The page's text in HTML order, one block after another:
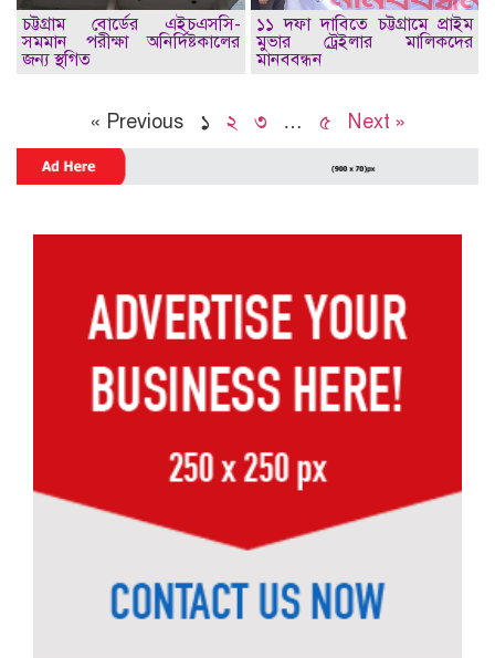
চট্টগ্রাম বোর্ডের এইচএসসি-
সমমান পরীক্ষা অনির্দিষ্টকালের
জন্য স্থগিত
১১ দফা দাবিতে চট্টগ্রামে প্রাইম
মুভার ট্রেইলার মালিকদের
মানববন্ধন
« Previous ১ ২ ৩ … ৫ Next »